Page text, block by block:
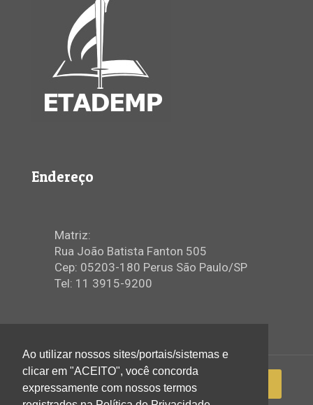
Endereço
Matriz:
Rua João Batista Fanton 505
Cep: 05203-180 Perus São Paulo/SP
Tel: 11 3915-9200
Ao utilizar nossos sites/portais/sistemas e
clicar em "ACEITO", você concorda
expressamente com nossos termos